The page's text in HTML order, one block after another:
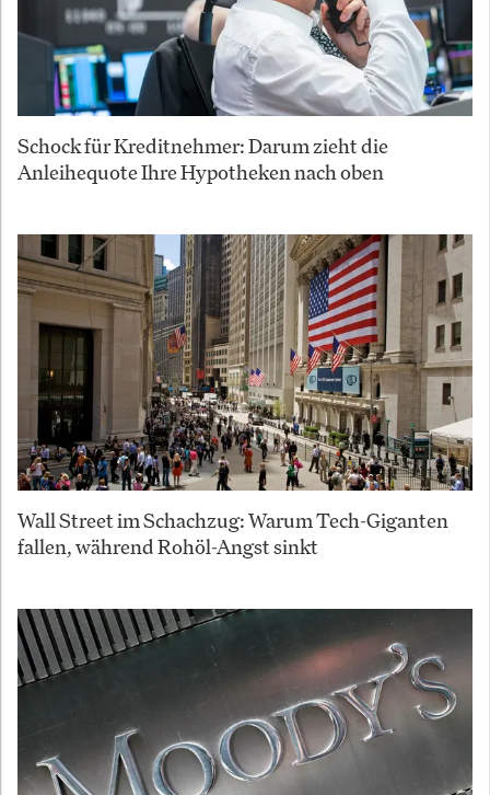
Schock für Kreditnehmer: Darum zieht die
Anleihequote Ihre Hypotheken nach oben
Wall Street im Schachzug: Warum Tech-Giganten
fallen, während Rohöl-Angst sinkt